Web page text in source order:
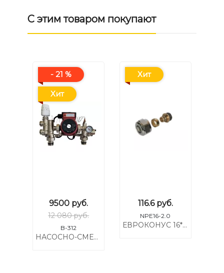
С этим товаром покупают
- 21 %
Хит
9500 руб.
12 080 руб.
B-312
НАСОСНО-СМЕСИТЕЛЬНЫЙ УЗЕЛ NIKHI (БЕЗ НАСОСА) B-312
Хит
116.6 руб.
NPE16-2.0
ЕВРОКОНУС 16*2.0*3/4 ДЛЯ КОЛЛЕКТОРОВ NPE16-2.0